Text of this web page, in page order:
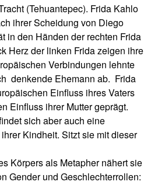
(Tehuantepec). Frida Kahlo
ihrer Scheidung von Diego
in den Händen der rechten Frida
Herz der linken Frida zeigen ihre
Verbindungen lehnte
denkende Ehemann ab. Frida
Einfluss ihres Vaters
Einfluss ihrer Mutter geprägt.
sich aber auch eine
Kindheit. Sitzt sie mit dieser
Körpers als Metapher nähert sie
Gender und Geschlechterrollen: